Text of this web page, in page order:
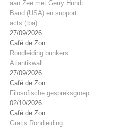
aan Zee met Gerry Hundt
Band (USA) en support
acts (tba)
27/09/2026
Café de Zon
Rondleiding bunkers
Atlantikwall
27/09/2026
Café de Zon
Filosofische gespreksgroep
02/10/2026
Café de Zon
Gratis Rondleiding